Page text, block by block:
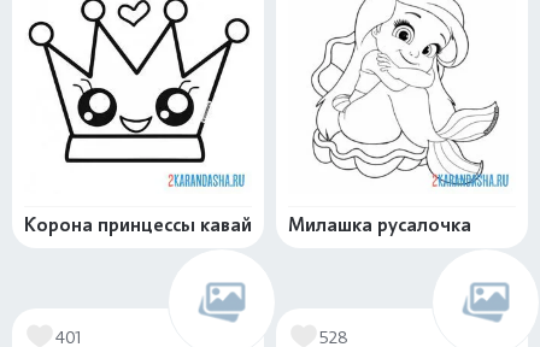
Корона принцессы кавай Милашка русалочка
401 528